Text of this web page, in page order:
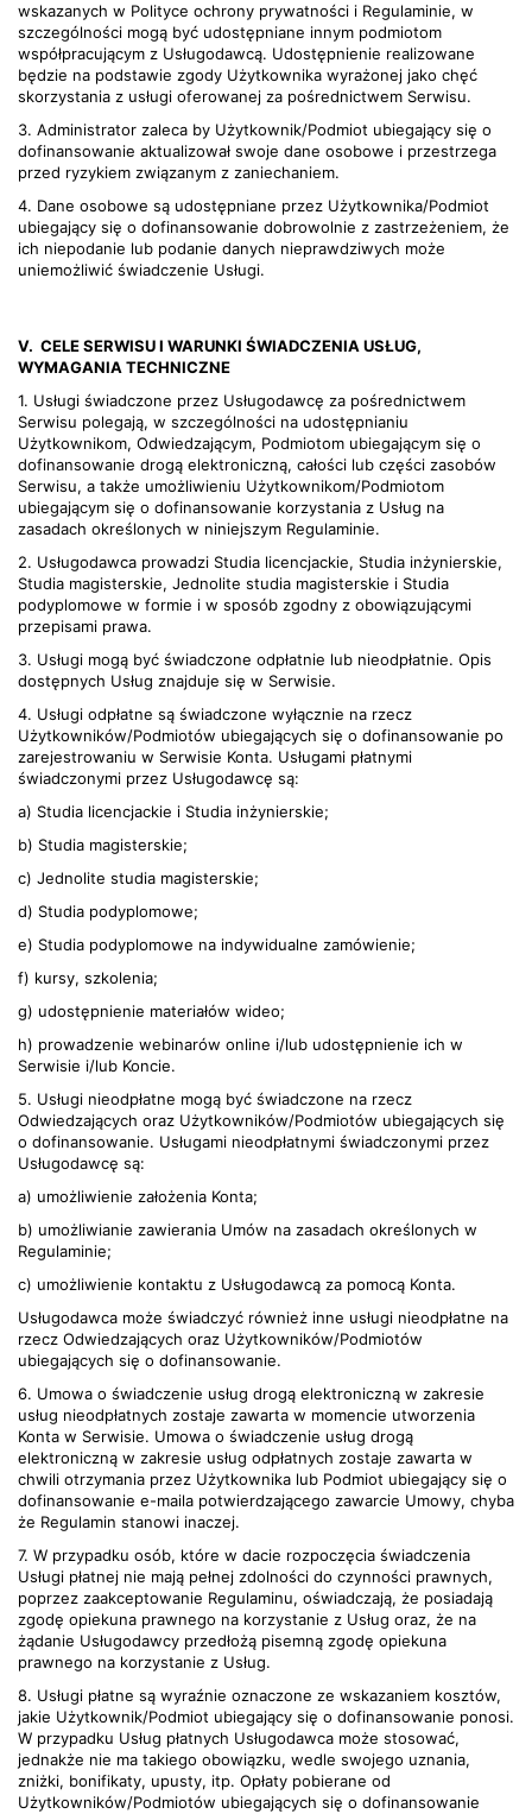
wskazanych w Polityce ochrony prywatności i Regulaminie, w
szczególności mogą być udostępniane innym podmiotom
współpracującym z Usługodawcą. Udostępnienie realizowane
będzie na podstawie zgody Użytkownika wyrażonej jako chęć
skorzystania z usługi oferowanej za pośrednictwem Serwisu.
3. Administrator zaleca by Użytkownik/Podmiot ubiegający się o
dofinansowanie aktualizował swoje dane osobowe i przestrzega
przed ryzykiem związanym z zaniechaniem.
4. Dane osobowe są udostępniane przez Użytkownika/Podmiot
ubiegający się o dofinansowanie dobrowolnie z zastrzeżeniem, że
ich niepodanie lub podanie danych nieprawdziwych może
uniemożliwić świadczenie Usługi.
V. CELE SERWISU I WARUNKI ŚWIADCZENIA USŁUG,
WYMAGANIA TECHNICZNE
1. Usługi świadczone przez Usługodawcę za pośrednictwem
Serwisu polegają, w szczególności na udostępnianiu
Użytkownikom, Odwiedzającym, Podmiotom ubiegającym się o
dofinansowanie drogą elektroniczną, całości lub części zasobów
Serwisu, a także umożliwieniu Użytkownikom/Podmiotom
ubiegającym się o dofinansowanie korzystania z Usług na
zasadach określonych w niniejszym Regulaminie.
2. Usługodawca prowadzi Studia licencjackie, Studia inżynierskie,
Studia magisterskie, Jednolite studia magisterskie i Studia
podyplomowe w formie i w sposób zgodny z obowiązującymi
przepisami prawa.
3. Usługi mogą być świadczone odpłatnie lub nieodpłatnie. Opis
dostępnych Usług znajduje się w Serwisie.
4. Usługi odpłatne są świadczone wyłącznie na rzecz
Użytkowników/Podmiotów ubiegających się o dofinansowanie po
zarejestrowaniu w Serwisie Konta. Usługami płatnymi
świadczonymi przez Usługodawcę są:
a) Studia licencjackie i Studia inżynierskie;
b) Studia magisterskie;
c) Jednolite studia magisterskie;
d) Studia podyplomowe;
e) Studia podyplomowe na indywidualne zamówienie;
f) kursy, szkolenia;
g) udostępnienie materiałów wideo;
h) prowadzenie webinarów online i/lub udostępnienie ich w
Serwisie i/lub Koncie.
5. Usługi nieodpłatne mogą być świadczone na rzecz
Odwiedzających oraz Użytkowników/Podmiotów ubiegających się
o dofinansowanie. Usługami nieodpłatnymi świadczonymi przez
Usługodawcę są:
a) umożliwienie założenia Konta;
b) umożliwianie zawierania Umów na zasadach określonych w
Regulaminie;
c) umożliwienie kontaktu z Usługodawcą za pomocą Konta.
Usługodawca może świadczyć również inne usługi nieodpłatne na
rzecz Odwiedzających oraz Użytkowników/Podmiotów
ubiegających się o dofinansowanie.
6. Umowa o świadczenie usług drogą elektroniczną w zakresie
usług nieodpłatnych zostaje zawarta w momencie utworzenia
Konta w Serwisie. Umowa o świadczenie usług drogą
elektroniczną w zakresie usług odpłatnych zostaje zawarta w
chwili otrzymania przez Użytkownika lub Podmiot ubiegający się o
dofinansowanie e-maila potwierdzającego zawarcie Umowy, chyba
że Regulamin stanowi inaczej.
7. W przypadku osób, które w dacie rozpoczęcia świadczenia
Usługi płatnej nie mają pełnej zdolności do czynności prawnych,
poprzez zaakceptowanie Regulaminu, oświadczają, że posiadają
zgodę opiekuna prawnego na korzystanie z Usług oraz, że na
żądanie Usługodawcy przedłożą pisemną zgodę opiekuna
prawnego na korzystanie z Usług.
8. Usługi płatne są wyraźnie oznaczone ze wskazaniem kosztów,
jakie Użytkownik/Podmiot ubiegający się o dofinansowanie ponosi.
W przypadku Usług płatnych Usługodawca może stosować,
jednakże nie ma takiego obowiązku, wedle swojego uznania,
zniżki, bonifikaty, upusty, itp. Opłaty pobierane od
Użytkowników/Podmiotów ubiegających się o dofinansowanie